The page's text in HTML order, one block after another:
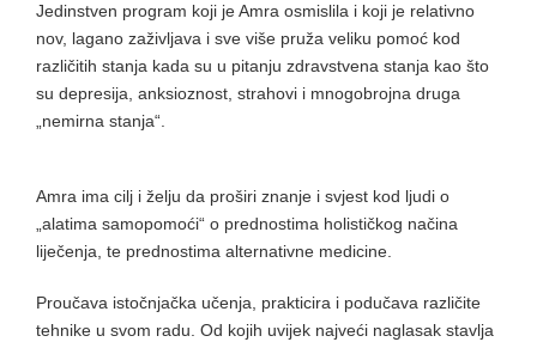
Jedinstven program koji je Amra osmislila i koji je relativno
nov, lagano zaživljava i sve više pruža veliku pomoć kod
različitih stanja kada su u pitanju zdravstvena stanja kao što
su depresija, anksioznost, strahovi i mnogobrojna druga
„nemirna stanja“.
Amra ima cilj i želju da proširi znanje i svjest kod ljudi o
„alatima samopomoći“ o prednostima holističkog načina
liječenja, te prednostima alternativne medicine.
Proučava istočnjačka učenja, prakticira i podučava različite
tehnike u svom radu. Od kojih uvijek najveći naglasak stavlja